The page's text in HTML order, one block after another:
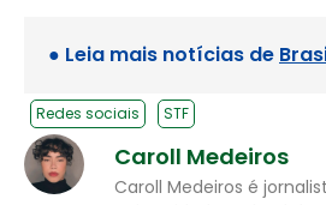
● Leia mais notícias de
Redes sociais STF
Caroll Medeiros
Caroll Medeiros é